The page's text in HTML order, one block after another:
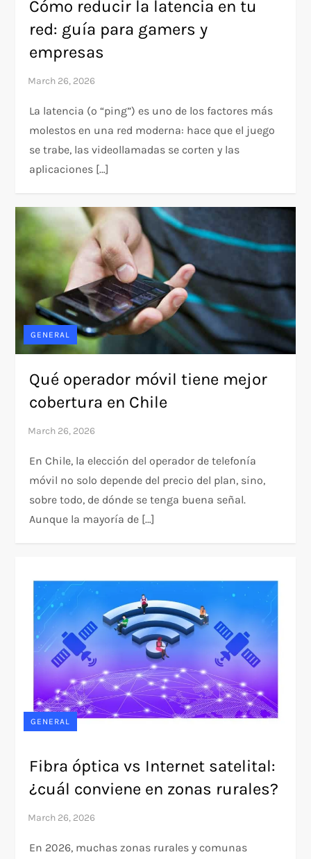
Cómo reducir la latencia en tu
red: guía para gamers y
empresas
La latencia (o “ping”) es uno de los factores más
molestos en una red moderna: hace que el juego
se trabe, las videollamadas se corten y las
aplicaciones […]
GENERAL
Qué operador móvil tiene mejor
cobertura en Chile
En Chile, la elección del operador de telefonía
móvil no solo depende del precio del plan, sino,
sobre todo, de dónde se tenga buena señal.
Aunque la mayoría de […]
GENERAL
Fibra óptica vs Internet satelital:
¿cuál conviene en zonas rurales?
En 2026, muchas zonas rurales y comunas